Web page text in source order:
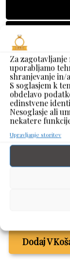
Za
uporabljamo
shranjevanje in/
S soglasjem k
obdelavo
edinstvene
Nesoglasje ali
nekatere
Upravljanje storitev
Srebrna
Dodaj V